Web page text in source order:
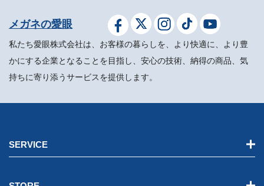
メガネの愛眼
私たち愛眼株式会社は、お客様の暮らしを、より快適に、より豊
かにする企業となることを目指し、安心の技術、納得の商品、気
持ちに寄り添うサービスを提供します。
SERVICE